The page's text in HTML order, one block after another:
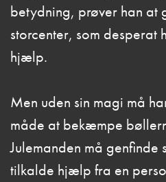
betydning, prøver han at
storcenter, som desperat
hjælp.
Men uden sin magi må
måde at bekæmpe
Julemanden må
tilkalde hjælp fra en